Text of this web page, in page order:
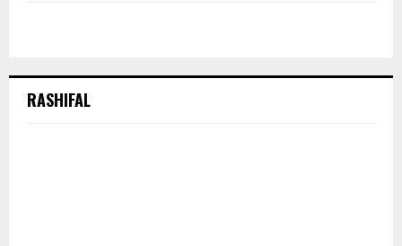
RASHIFAL